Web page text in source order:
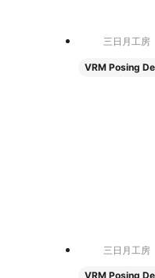
三日月工房
VRM Posing
三日月工房
VRM Posing